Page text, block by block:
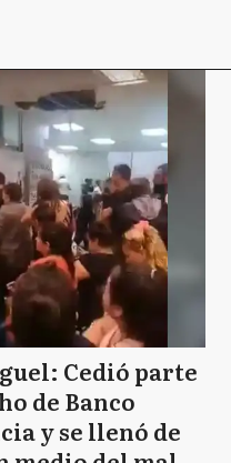
Cedió parte
de Banco
y se llenó de